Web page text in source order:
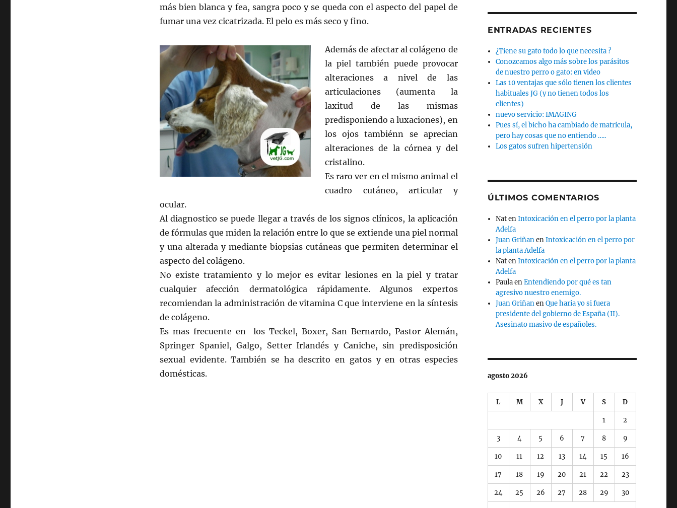
más bien blanca y fea, sangra poco y se queda con el aspecto del papel de
fumar una vez cicatrizada. El pelo es más seco y fino.
Además de afectar al colágeno de
la piel también puede provocar
alteraciones a nivel de las
articulaciones (aumenta la
laxitud de las mismas
predisponiendo a luxaciones), en
los ojos tambiénn se aprecian
alteraciones de la córnea y del
cristalino.
Es raro ver en el mismo animal el
cuadro cutáneo, articular y
ocular.
Al diagnostico se puede llegar a través de los signos clínicos, la aplicación
de fórmulas que miden la relación entre lo que se extiende una piel normal
y una alterada y mediante biopsias cutáneas que permiten determinar el
aspecto del colágeno.
No existe tratamiento y lo mejor es evitar lesiones en la piel y tratar
cualquier afección dermatológica rápidamente. Algunos expertos
recomiendan la administración de vitamina C que interviene en la síntesis
de colágeno.
Es mas frecuente en los Teckel, Boxer, San Bernardo, Pastor Alemán,
Springer Spaniel, Galgo, Setter Irlandés y Caniche, sin predisposición
sexual evidente. También se ha descrito en gatos y en otras especies
domésticas.
ENTRADAS RECIENTES
¿Tiene su gato todo lo que necesita ?
Conozcamos algo más sobre los parásitos
de nuestro perro o gato: en video
Las 10 ventajas que sólo tienen los clientes
habituales JG (y no tienen todos los
clientes)
nuevo servicio: IMAGING
Pues sí, el bicho ha cambiado de matrícula,
pero hay cosas que no entiendo …..
Los gatos sufren hipertensión
ÚLTIMOS COMENTARIOS
NatenIntoxicación en el perro por la planta
Adelfa
Juan GriñanenIntoxicación en el perro por
la planta Adelfa
NatenIntoxicación en el perro por la planta
Adelfa
PaulaenEntendiendo por qué es tan
agresivo nuestro enemigo.
Juan GriñanenQue haria yo si fuera
presidente del gobierno de España (II).
Asesinato masivo de españoles.
agosto 2026
L M X J V S D
1 2
3 4 5 6 7 8 9
10 11 12 13 14 15 16
17 18 19 20 21 22 23
24 25 26 27 28 29 30